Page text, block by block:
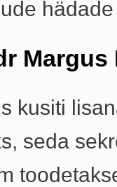
hädade
Margus
kusiti
seda